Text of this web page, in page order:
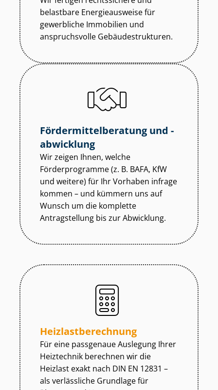
belastbare Energieausweise für
gewerbliche Immobilien und
anspruchsvolle Ge­bäu­de­struk­tu­ren.
För­der­mit­tel­be­ra­tung und -
abwicklung
Wir zeigen Ihnen, welche
Förderprogramme (z. B. BAFA, KfW
und weitere) für Ihr Vorhaben infrage
kommen – und kümmern uns auf
Wunsch um die komplette
Antragstellung bis zur Abwicklung.
Heiz­last­be­rech­nung
Für eine passgenaue Auslegung Ihrer
Heiztechnik berechnen wir die
Heizlast exakt nach DIN EN 12831 –
als verlässliche Grundlage für